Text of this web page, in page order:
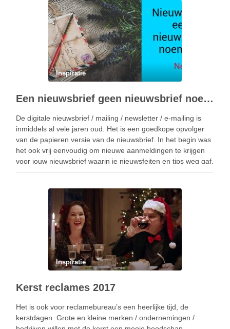
Inspiratie
Een nieuwsbrief geen nieuwsbrief noemen – wat dan wel?
De digitale nieuwsbrief / mailing / newsletter / e-mailing is
inmiddels al vele jaren oud. Het is een goedkope opvolger
van de papieren versie van de nieuwsbrief. In het begin was
het ook vrij eenvoudig om nieuwe aanmeldingen te krijgen
voor jouw nieuwsbrief waarin je nieuwsfeiten en tips weg gaf.
…
Inspiratie
Kerst reclames 2017
Het is ook voor reclamebureau’s een heerlijke tijd, de
kerstdagen. Grote en kleine merken / ondernemingen /